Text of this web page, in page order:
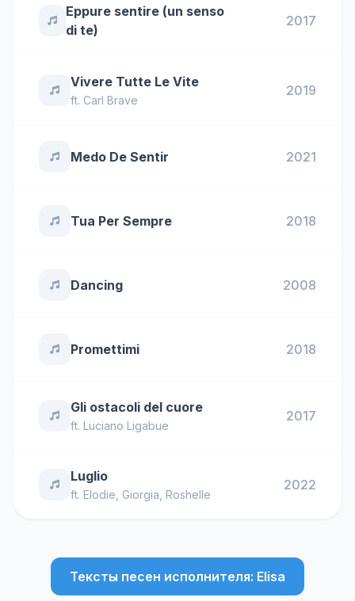
Eppure sentire (un senso
di te)
2017
Vivere Tutte Le Vite
ft. Carl Brave
2019
Medo De Sentir 2021
Tua Per Sempre 2018
Dancing 2008
Promettimi 2018
Gli ostacoli del cuore
ft. Luciano Ligabue
2017
Luglio
ft. Elodie Giorgia Roshelle
2022
Тексты песен исполнителя: Elisa